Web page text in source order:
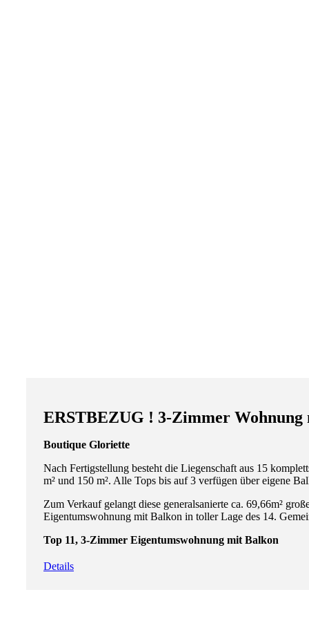
ERSTBEZUG ! 3-Zimmer Wohnung
Boutique Gloriette
Nach Fertigstellung besteht die Liegenschaft aus 15
m² und 150 m². Alle Tops bis auf 3 verfügen über eigene
Zum Verkauf gelangt diese generalsanierte ca. 69,66m²
Eigentumswohnung mit Balkon in toller Lage des 14.
Top 11, 3-Zimmer Eigentumswohnung mit Balkon
Details